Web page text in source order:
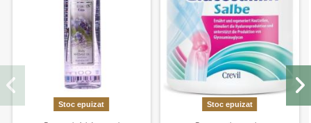
Stoc epuizat Stoc epuizat